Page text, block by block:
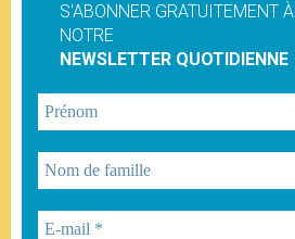
S'ABONNER GRATUITEMENT À
NOTRE
NEWSLETTER QUOTIDIENNE